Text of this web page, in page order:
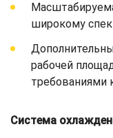
широкому
рабочей
требованиями
Система